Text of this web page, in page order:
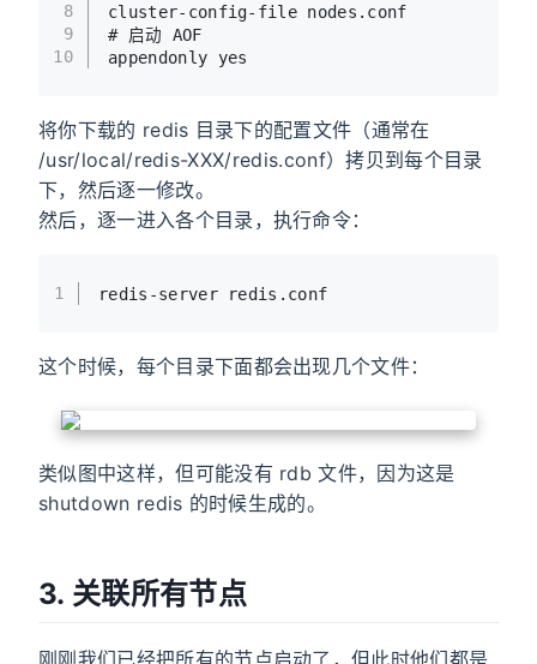
8
9
10
cluster-config-file nodes.conf
# 启动 AOF
appendonly yes
将你下载的 redis 目录下的配置文件（通常在
/usr/local/redis-XXX/redis.conf）拷贝到每个目录
下，然后逐一修改。
然后，逐一进入各个目录，执行命令：
1 redis-server redis.conf
这个时候，每个目录下面都会出现几个文件：
类似图中这样，但可能没有 rdb 文件，因为这是
shutdown redis 的时候生成的。
3. 关联所有节点
刚刚我们已经把所有的节点启动了，但此时他们都是